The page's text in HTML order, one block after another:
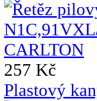
257 Kč
Plastový